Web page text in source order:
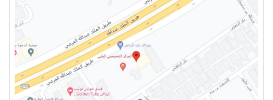
علاج الماء الازرق بالعين